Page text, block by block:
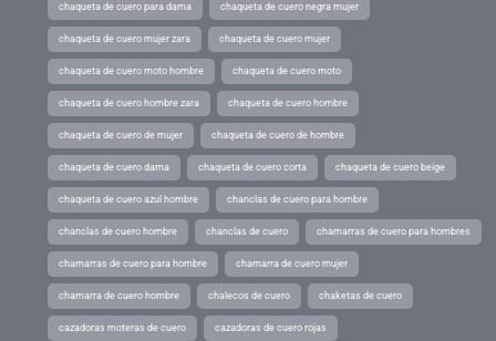
chaqueta de cuero para dama chaqueta de cuero negra mujer
chaqueta de cuero mujer zara chaqueta de cuero mujer
chaqueta de cuero moto hombre chaqueta de cuero moto
chaqueta de cuero hombre zara chaqueta de cuero hombre
chaqueta de cuero de mujer chaqueta de cuero de hombre
chaqueta de cuero dama chaqueta de cuero corta chaqueta de cuero beige
chaqueta de cuero azul hombre chanclas de cuero para hombre
chanclas de cuero hombre chanclas de cuero chamarras de cuero para hombres
chamarras de cuero para hombre chamarra de cuero mujer
chamarra de cuero hombre chalecos de cuero chaketas de cuero
cazadoras moteras de cuero cazadoras de cuero rojas